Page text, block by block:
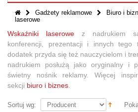
Gadżety reklamowe Biuro i
laserowe
Wskaźniki laserowe z nadrukiem
konferencji, prezentacji i innych tego
dodatek przyda się też nauczycielom i
nadrukiem posłużą jako oryginalny i
świetny nośnik reklamy. Więcej
sekcji biuro i biznes
Sortuj wg: